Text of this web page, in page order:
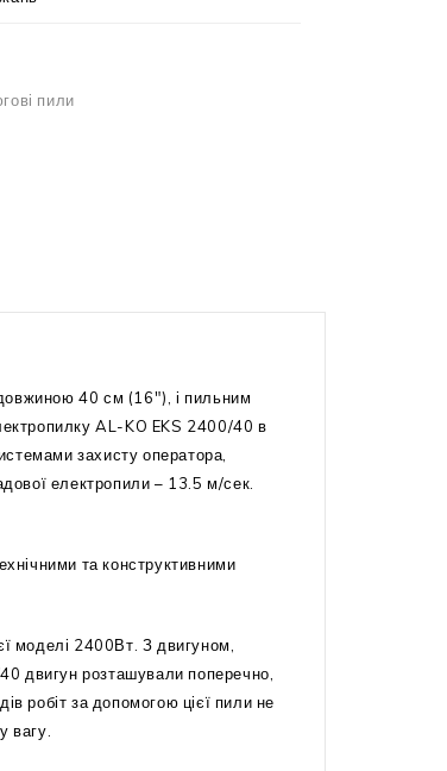
пили
40 см (16″), і пильним
AL-KO EKS 2400/40 в
захисту оператора,
електропили – 13.5 м/сек.
та конструктивними
моделі 2400Вт. З двигуном,
двигун розташували поперечно,
робіт за допомогою цієї пили не
вагу.